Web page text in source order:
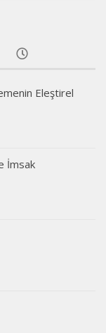
Eleştirel
İmsak